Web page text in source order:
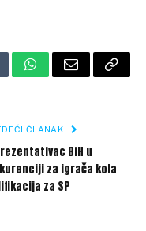
WhatsApp
Email Copy
ČLANAK
BiH u
za igrača kola
za SP